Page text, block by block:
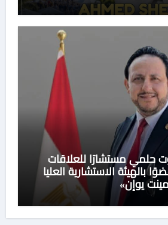
حلمي مستشارًا للعلاقات
بالهيئة الاستشارية العليا
يوإن»